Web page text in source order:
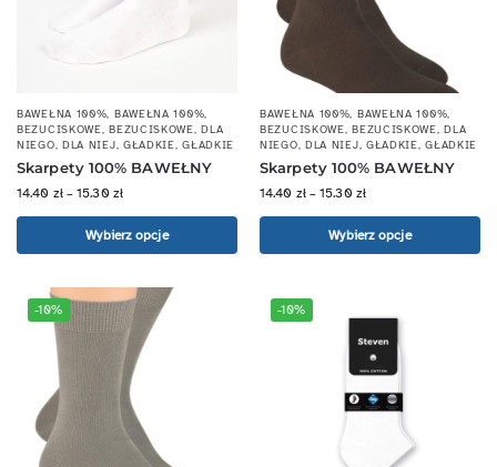
BAWEŁNA 100%, BAWEŁNA 100%,
BEZUCISKOWE,BEZUCISKOWE,DLA
NIEGO, DLA NIEJ, GŁADKIE,GŁADKIE
Skarpety 100% BAWEŁNY
14.40 zł – 15.30 zł
Wybierz opcje
BAWEŁNA 100%, BAWEŁNA 100%,
BEZUCISKOWE,BEZUCISKOWE,DLA
NIEGO, DLA NIEJ, GŁADKIE,GŁADKIE
Skarpety 100% BAWEŁNY
14.40 zł – 15.30 zł
Wybierz opcje
-10% -10%